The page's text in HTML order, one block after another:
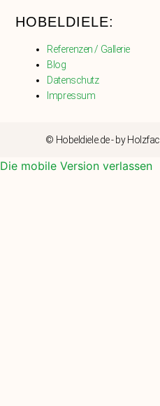
HOBELDIELE:
Referenzen / Gallerie
Blog
Datenschutz
Impressum
© Hobeldiele.de - by
Die mobile Version verlassen